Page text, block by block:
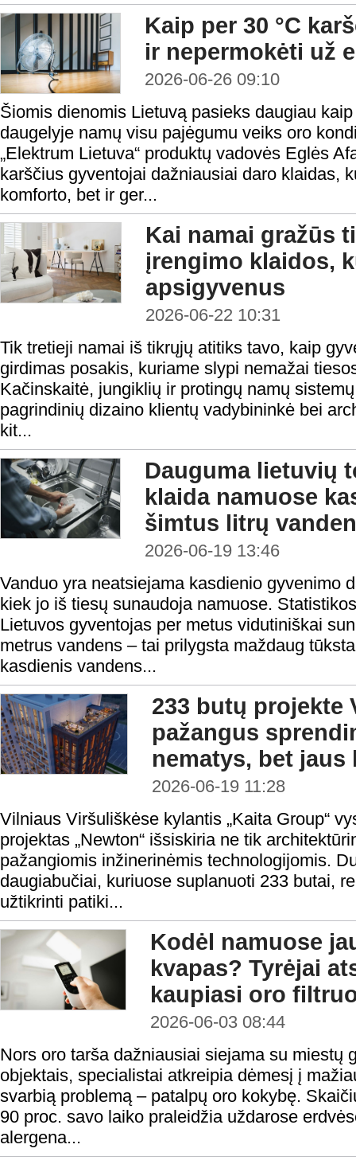
Kaip per 30 °C
ir nepermokėti už
2026-06-26 09:10
Šiomis dienomis Lietuvą pasieks daugiau
daugelyje namų visu pajėgumu veiks oro
„Elektrum Lietuva“ produktų vadovės Eglės
karščius gyventojai dažniausiai daro klaidas,
komforto, bet ir ger...
Kai namai gražūs
įrengimo klaidos,
apsigyvenus
2026-06-22 10:31
Tik tretieji namai iš tikrųjų atitiks tavo, kaip
girdimas posakis, kuriame slypi nemažai
Kačinskaitė, jungiklių ir protingų namų
pagrindinių dizaino klientų vadybininkė bei
kit...
Dauguma lietuvių
klaida namuose
šimtus litrų
2026-06-19 13:46
Vanduo yra neatsiejama kasdienio gyvenimo
kiek jo iš tiesų sunaudoja namuose.
Lietuvos gyventojas per metus vidutiniškai
metrus vandens – tai prilygsta maždaug
kasdienis vandens...
233 butų projekte
pažangus
nematys, bet jaus
2026-06-19 11:28
Vilniaus Viršuliškėse kylantis „Kaita Group“
projektas „Newton“ išsiskiria ne tik
pažangiomis inžinerinėmis technologijomis.
daugiabučiai, kuriuose suplanuoti 233 butai,
užtikrinti patiki...
Kodėl namuose
kvapas? Tyrėjai
kaupiasi oro
2026-06-03 08:44
Nors oro tarša dažniausiai siejama su miestų
objektais, specialistai atkreipia dėmesį į
svarbią problemą – patalpų oro kokybę.
90 proc. savo laiko praleidžia uždarose
alergena...